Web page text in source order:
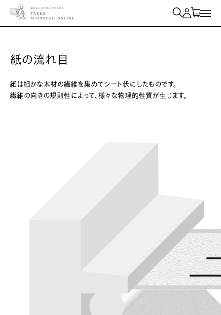
紙を検索
紙の流れ目
紙は細かな木材の繊維を集めてシート状にしたものです。
繊維の向きの規則性によって、様々な物理的性質が生じます。